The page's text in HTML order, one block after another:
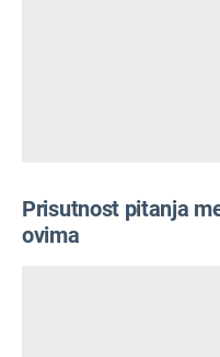
Prisutnost pitanja
ovima